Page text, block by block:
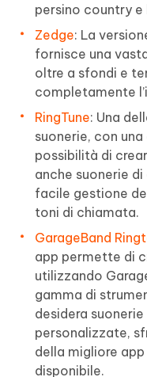
persino country e
Zedge: La
fornisce una
oltre a sfondi e
completamente
RingTune: Una
suonerie, con
possibilità di
anche suonerie
facile gestione
toni di chiamata.
GarageBand
app permette di
utilizzando
gamma di
desidera
personalizzate,
della migliore
disponibile.